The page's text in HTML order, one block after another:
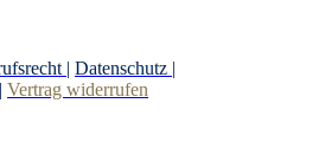
| Datenschutz |
| Vertrag widerrufen